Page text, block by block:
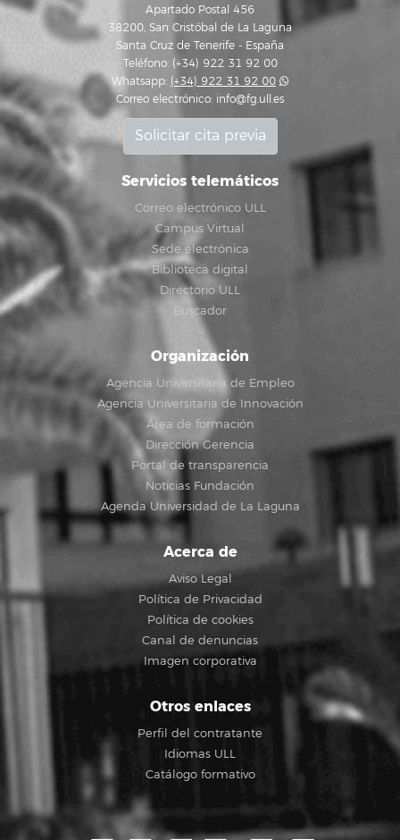
Apartado Postal 456
38200, San Cristóbal de La Laguna
Santa Cruz de Tenerife - España
Teléfono: (+34) 922 31 92 00
Whatsapp: (+34) 922 31 92 00
Correo electrónico: info@fg.ull.es
Solicitar cita previa
Servicios telemáticos
Correo electrónico ULL
Campus Virtual
Sede electrónica
Biblioteca digital
Directorio ULL
Buscador
Organización
Agencia Universitaria de Empleo
Agencia Universitaria de Innovación
Área de formación
Dirección Gerencia
Portal de transparencia
Noticias Fundación
Agenda Universidad de La Laguna
Acerca de
Aviso Legal
Política de Privacidad
Política de cookies
Canal de denuncias
Imagen corporativa
Otros enlaces
Perfil del contratante
Idiomas ULL
Catálogo formativo